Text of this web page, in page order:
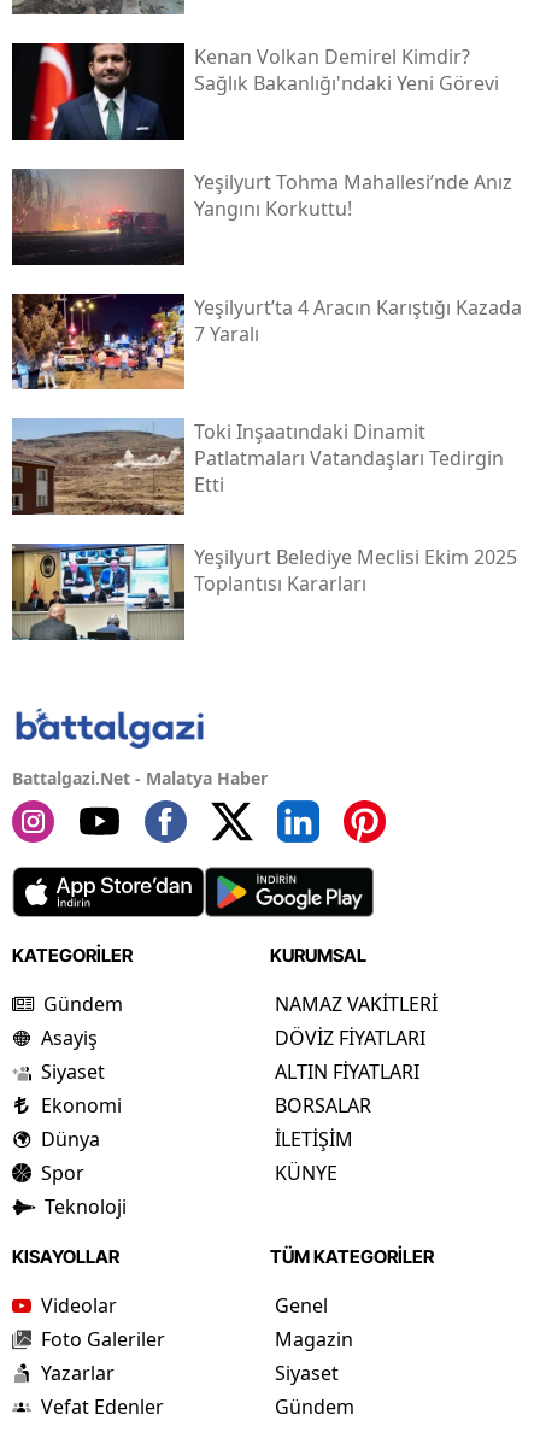
Kenan Volkan Demirel Kimdir?
Sağlık Bakanlığı'ndaki Yeni Görevi
Yeşilyurt Tohma Mahallesi’nde Anız
Yangını Korkuttu!
Yeşilyurt’ta 4 Aracın Karıştığı Kazada
7 Yaralı
Toki̇ Inşaatındaki Dinamit
Patlatmaları Vatandaşları Tedirgin
Etti
Yeşilyurt Belediye Meclisi Ekim 2025
Toplantısı Kararları
Battalgazi.Net - Malatya Haber
KATEGORİLER
Gündem
Asayiş
Siyaset
Ekonomi
Dünya
Spor
Teknoloji
KURUMSAL
NAMAZ VAKİTLERİ
DÖVİZ FİYATLARI
ALTIN FİYATLARI
BORSALAR
İLETİŞİM
KÜNYE
KISAYOLLAR
Videolar
Foto Galeriler
Yazarlar
Vefat Edenler
TÜM KATEGORİLER
Genel
Magazin
Siyaset
Gündem